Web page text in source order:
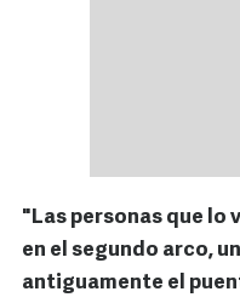
"Las personas que lo
en el segundo arco,
antiguamente el